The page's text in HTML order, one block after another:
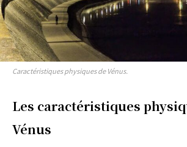
Caractéristiques physiques de Vénus.
Les caractéristiques
Vénus